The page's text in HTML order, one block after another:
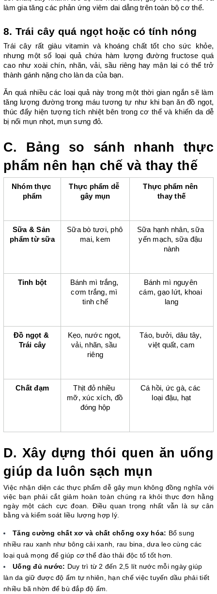
làm gia tăng các phản ứng viêm dai dẳng trên toàn bộ cơ thể.
8. Trái cây quá ngọt hoặc có tính nóng
Trái cây rất giàu vitamin và khoáng chất tốt cho sức khỏe,
nhưng một số loại quả chứa hàm lượng đường fructose quá
cao như xoài chín, nhãn, vải, sầu riêng hay mận lại có thể trở
thành gánh nặng cho làn da của bạn.
Ăn quá nhiều các loại quả này trong một thời gian ngắn sẽ làm
tăng lượng đường trong máu tương tự như khi bạn ăn đồ ngọt,
thúc đẩy hiện tượng tích nhiệt bên trong cơ thể và khiến da dễ
bị nổi mụn nhọt, mụn sưng đỏ.
C. Bảng so sánh nhanh thực
phẩm nên hạn chế và thay thế
Nhóm thực
phẩm
Thực phẩm dễ
gây mụn
Thực phẩm nên
thay thế
Sữa & Sản
phẩm từ sữa
Sữa bò tươi, phô
mai, kem
Sữa hạnh nhân, sữa
yến mạch, sữa đậu
nành
Tinh bột
Bánh mì trắng,
cơm trắng, mì
tinh chế
Bánh mì nguyên
cám, gạo lứt, khoai
lang
Đồ ngọt &
Trái cây
Kẹo, nước ngọt,
vải, nhãn, sầu
riêng
Táo, bưởi, dâu tây,
việt quất, cam
Chất đạm
Thịt đỏ nhiều
mỡ, xúc xích, đồ
đóng hộp
Cá hồi, ức gà, các
loại đậu, hạt
D. Xây dựng thói quen ăn uống
giúp da luôn sạch mụn
Việc nhận diện các thực phẩm dễ gây mụn không đồng nghĩa với
việc bạn phải cắt giảm hoàn toàn chúng ra khỏi thực đơn hằng
ngày một cách cực đoan. Điều quan trọng nhất vẫn là sự cân
bằng và kiểm soát liều lượng hợp lý.
Tăng cường chất xơ và chất chống oxy hóa: Bổ sung
nhiều rau xanh như bông cải xanh, rau bina, dưa leo cùng các
loại quả mọng để giúp cơ thể đào thải độc tố tốt hơn.
Uống đủ nước: Duy trì từ 2 đến 2,5 lít nước mỗi ngày giúp
làn da giữ được độ ẩm tự nhiên, hạn chế việc tuyến dầu phải tiết
nhiều bã nhờn để bù đắp độ ẩm.